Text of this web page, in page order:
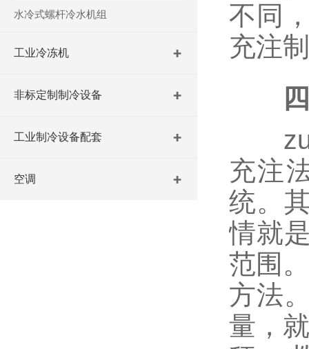
水冷式螺杆冷水机组
工业冷冻机
非标定制制冷设备
工业制冷设备配套
空调
不同
充注
zui
充注
统。
情就
范围
方法
量，